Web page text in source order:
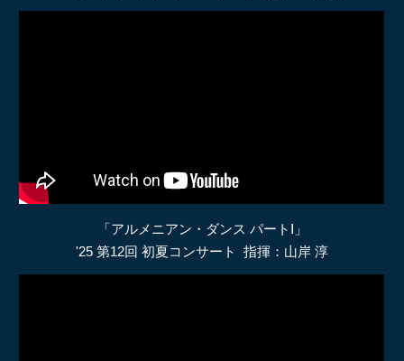
「アルメニアン・ダンス パートⅠ」
'25 第12回 初夏コンサート 指揮：山岸 淳